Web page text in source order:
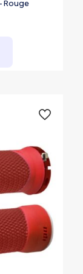
Rouge